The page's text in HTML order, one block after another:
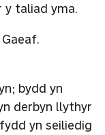
taliad yma.
bydd yn
derbyn llythyr
yn seiliedig